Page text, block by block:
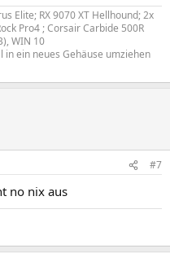
Elite; RX 9070 XT Hellhound; 2x
Pro4 ; Corsair Carbide 500R
WIN 10
in ein neues Gehäuse umziehen
#7
no nix aus